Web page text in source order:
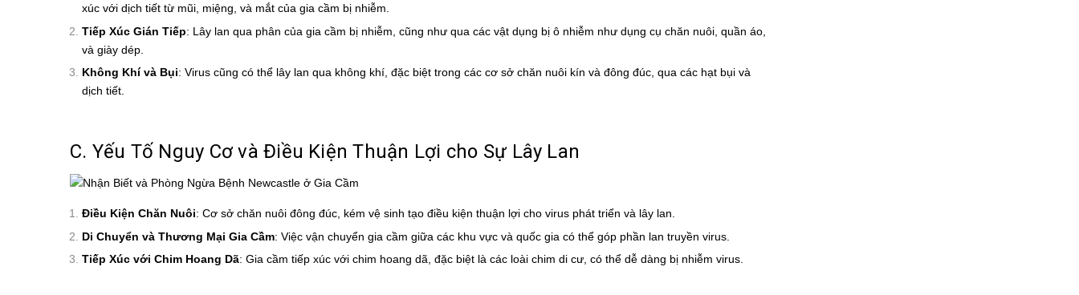
xúc với dịch tiết từ mũi, miệng, và mắt của gia cầm bị nhiễm.
Tiếp Xúc Gián Tiếp: Lây lan qua phân của gia cầm bị nhiễm, cũng như qua các vật dụng bị ô nhiễm như dụng cụ chăn nuôi, quần áo,
và giày dép.
Không Khí và Bụi: Virus cũng có thể lây lan qua không khí, đặc biệt trong các cơ sở chăn nuôi kín và đông đúc, qua các hạt bụi và
dịch tiết.
C. Yếu Tố Nguy Cơ và Điều Kiện Thuận Lợi cho Sự Lây Lan
Điều Kiện Chăn Nuôi: Cơ sở chăn nuôi đông đúc, kém vệ sinh tạo điều kiện thuận lợi cho virus phát triển và lây lan.
Di Chuyển và Thương Mại Gia Cầm: Việc vận chuyển gia cầm giữa các khu vực và quốc gia có thể góp phần lan truyền virus.
Tiếp Xúc với Chim Hoang Dã: Gia cầm tiếp xúc với chim hoang dã, đặc biệt là các loài chim di cư, có thể dễ dàng bị nhiễm virus.